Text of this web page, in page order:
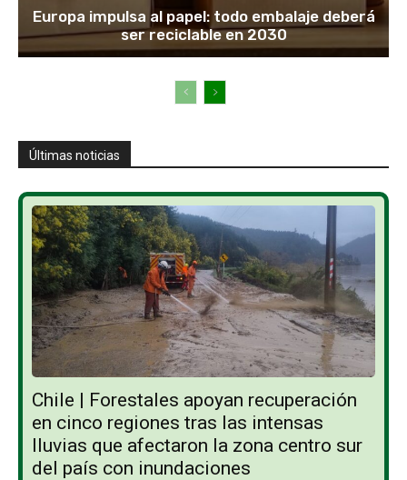
Europa impulsa al papel: todo embalaje deberá
ser reciclable en 2030
Últimas noticias
Chile | Forestales apoyan recuperación
en cinco regiones tras las intensas
lluvias que afectaron la zona centro sur
del país con inundaciones